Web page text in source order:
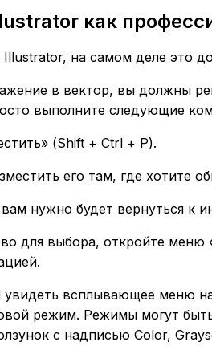
как
на самом деле это
в вектор, вы должны
выполните следующие
(Shift + Ctrl + P).
его там, где хотите
нужно будет вернуться к
для выбора, откройте
всплывающее меню
режим. Режимы могут
с надписью Color,